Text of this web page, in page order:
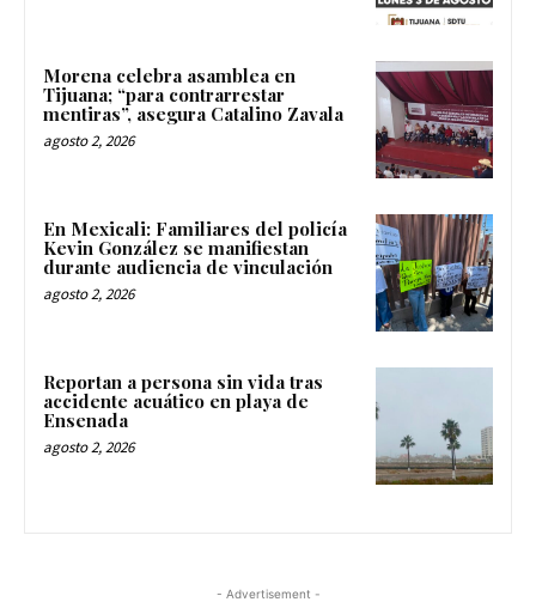
Morena celebra asamblea en
Tijuana; “para contrarrestar
mentiras”, asegura Catalino Zavala
agosto 2, 2026
En Mexicali: Familiares del policía
Kevin González se manifiestan
durante audiencia de vinculación
agosto 2, 2026
Reportan a persona sin vida tras
accidente acuático en playa de
Ensenada
agosto 2, 2026
- Advertisement -